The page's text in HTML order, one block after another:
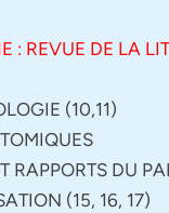
: REVUE DE LA
(10,11)
RAPPORTS DU
(15, 16, 17)